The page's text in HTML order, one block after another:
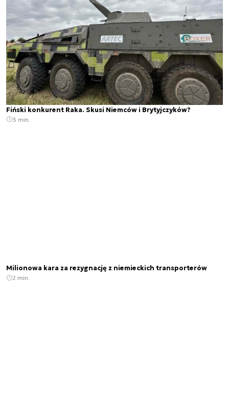
Fiński konkurent Raka. Skusi Niemców i Brytyjczyków?
3 min.
Milionowa kara za rezygnację z niemieckich transporterów
2 min.